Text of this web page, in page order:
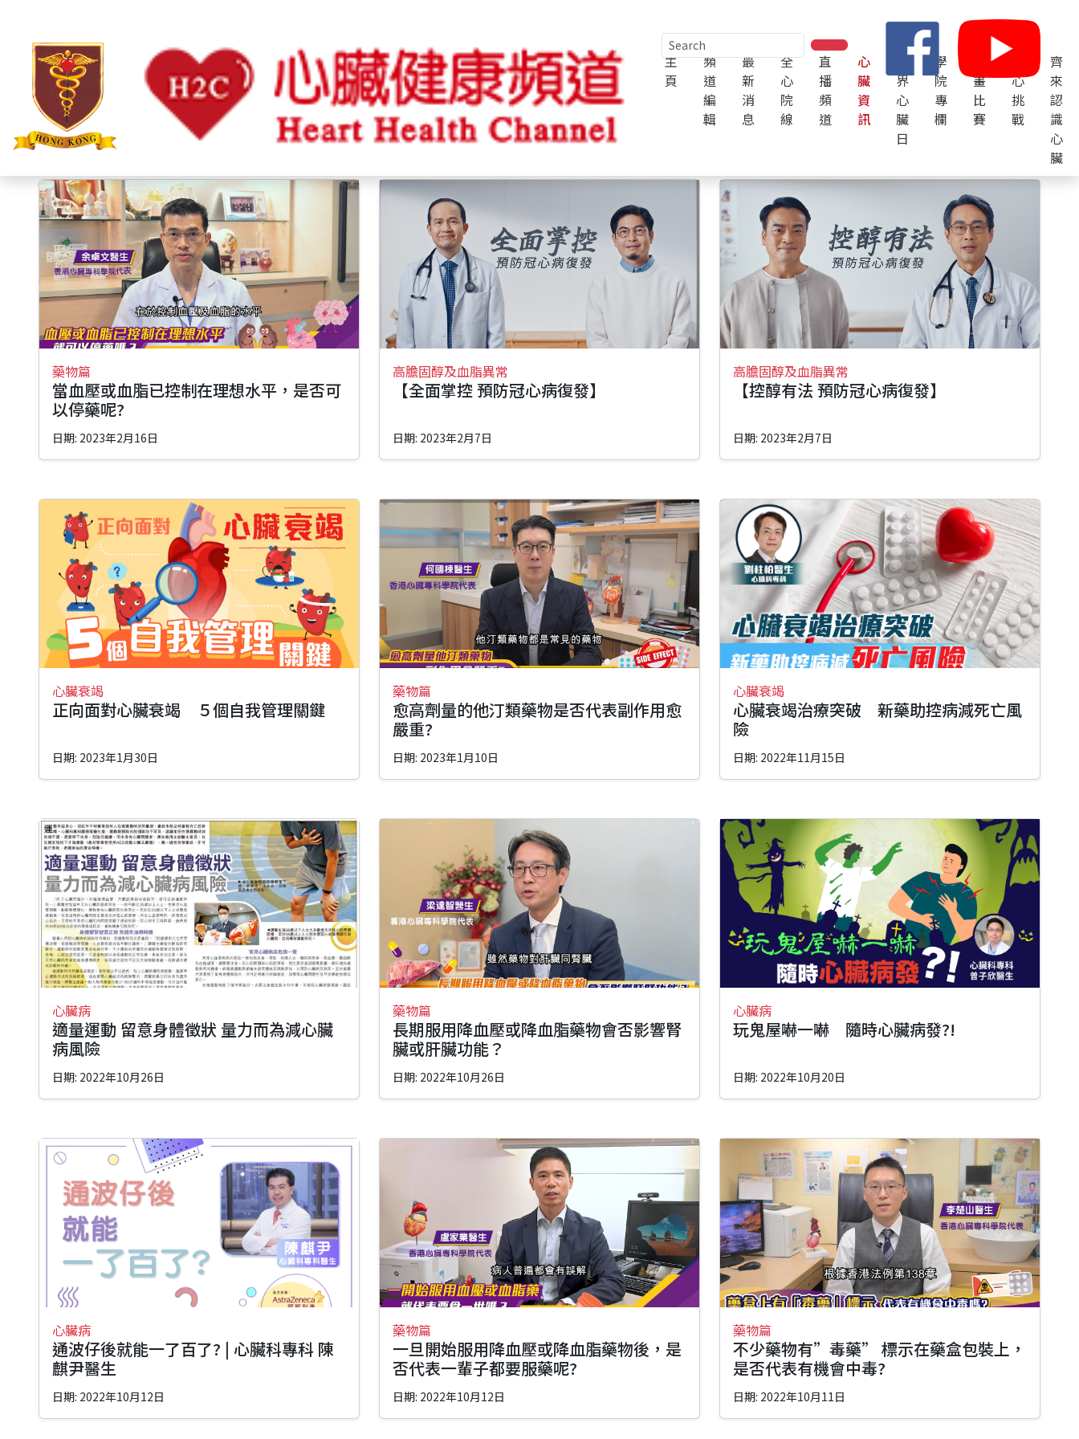
主
頁
頻
道
編
輯
最
新
消
息
全
心
院
線
直
播
頻
道
心
臟
資
訊
世
界
心
臟
日
學
院
專
欄
畫
比
賽
心
挑
戰
齊
來
認
識
心
臟
心臟資訊
心臟病 心臟猝死 心臟衰竭 女性心臟病 高膽固醇及血脂異常 藥物篇 1分鐘學多啲
藥物篇
當血壓或血脂已控制在理想水平，是否可
以停藥呢?
日期: 2023年2月16日
高膽固醇及血脂異常
【全面掌控 預防冠心病復發】
日期: 2023年2月7日
高膽固醇及血脂異常
【控醇有法 預防冠心病復發】
日期: 2023年2月7日
心臟衰竭
正向面對心臟衰竭 ５個自我管理關鍵
日期: 2023年1月30日
藥物篇
愈高劑量的他汀類藥物是否代表副作用愈
嚴重?
日期: 2023年1月10日
心臟衰竭
心臟衰竭治療突破 新藥助控病減死亡風
險
日期: 2022年11月15日
心臟病
適量運動 留意身體徵狀 量力而為減心臟
病風險
日期: 2022年10月26日
藥物篇
長期服用降血壓或降血脂藥物會否影響腎
臟或肝臟功能？
日期: 2022年10月26日
心臟病
玩鬼屋嚇一嚇 隨時心臟病發?!
日期: 2022年10月20日
心臟病
通波仔後就能一了百了? | 心臟科專科 陳
麒尹醫生
日期: 2022年10月12日
藥物篇
一旦開始服用降血壓或降血脂藥物後，是
否代表一輩子都要服藥呢?
日期: 2022年10月12日
藥物篇
不少藥物有”毒藥” 標示在藥盒包裝上，
是否代表有機會中毒?
日期: 2022年10月11日